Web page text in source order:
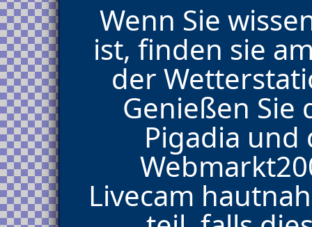
Wenn Sie
ist, finden sie
der
Genießen Sie
Pigadia
Livecam